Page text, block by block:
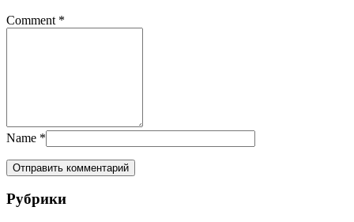
Comment *
Name *
Рубрики